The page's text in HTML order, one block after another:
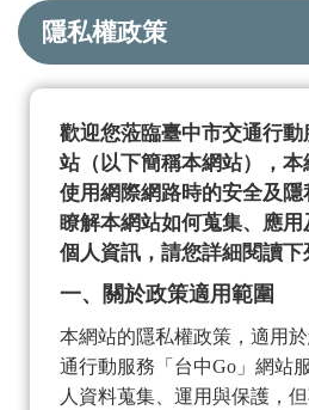
隱私權政策
歡迎您蒞臨臺中市交通行動
站（以下簡稱本網站），
使用網際網路時的安全及
瞭解本網站如何蒐集、應
個人資訊，請您詳細閱讀下
一、關於政策適用範圍
本網站的隱私權政策，適用
通行動服務「台中Go」網站
人資料蒐集、運用與保護，